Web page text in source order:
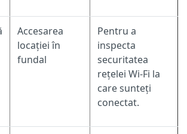
Accesarea
locației în
fundal
Pentru a
inspecta
securitatea
rețelei Wi-Fi la
care sunteți
conectat.